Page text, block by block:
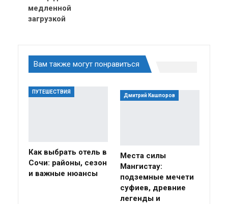
медленной
загрузкой
Вам также могут понравиться
ПУТЕШЕСТВИЯ
Как выбрать отель в
Сочи: районы, сезон
и важные нюансы
Дмитрий Кашпоров
Места силы
Мангистау:
подземные мечети
суфиев, древние
легенды и